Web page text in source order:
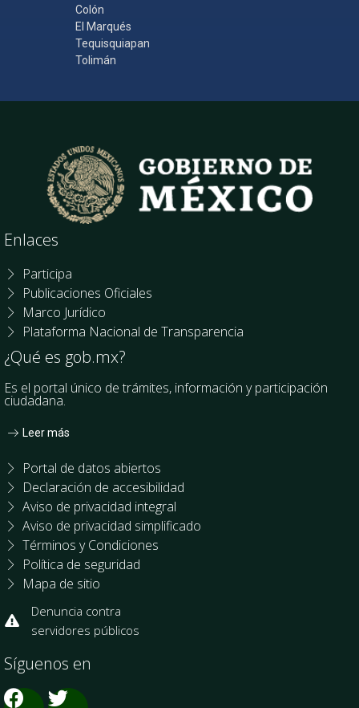
Colón
El Marqués
Tequisquiapan
Tolimán
Enlaces
Participa
Publicaciones Oficiales
Marco Jurídico
Plataforma Nacional de Transparencia
¿Qué es gob.mx?
Es el portal único de trámites, información y participación
ciudadana.
Leer más
Portal de datos abiertos
Declaración de accesibilidad
Aviso de privacidad integral
Aviso de privacidad simplificado
Términos y Condiciones
Política de seguridad
Mapa de sitio
Denuncia contra
servidores públicos
Síguenos en